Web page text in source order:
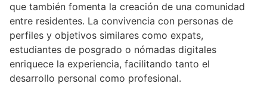
que también fomenta la creación de una comunidad
entre residentes. La convivencia con personas de
perfiles y objetivos similares como expats,
estudiantes de posgrado o nómadas digitales
enriquece la experiencia, facilitando tanto el
desarrollo personal como profesional.